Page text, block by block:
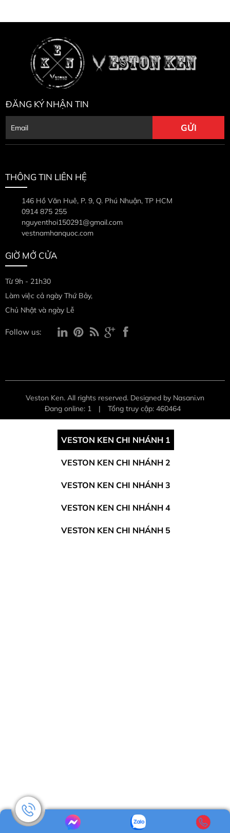
ĐĂNG KÝ NHẬN TIN
THÔNG TIN LIÊN HỆ
146 Hồ Văn Huê, P. 9, Q. Phú Nhuận, TP HCM
0914 875 255
nguyenthoi150291@gmail.com
vestnamhanquoc.com
GIỜ MỞ CỬA
Từ 9h - 21h30
Làm việc cả ngày Thứ Bảy,
Chủ Nhật và ngày Lễ
Follow us:
Veston Ken. All rights reserved. Designed by Nasani.vn
Đang online: 1
| Tổng truy cập: 460464
VESTON KEN CHI NHÁNH 1
VESTON KEN CHI NHÁNH 2
VESTON KEN CHI NHÁNH 3
VESTON KEN CHI NHÁNH 4
VESTON KEN CHI NHÁNH 5